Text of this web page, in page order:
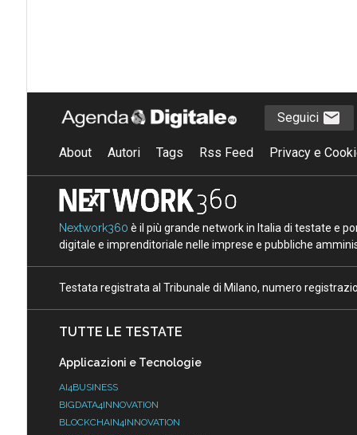
Seguici
About Autori Tags Rss Feed Privacy e
Nextwork360 è il più grande network in Italia di testate e
digitale e imprenditoriale nelle imprese e pubbliche
Testata registrata al Tribunale di Milano, numero
TUTTE LE TESTATE
Applicazioni e Tecnologie
AI4BUSINESS
BIGDATA4INNOVATION
BLOCKCHAIN4INNOVATION